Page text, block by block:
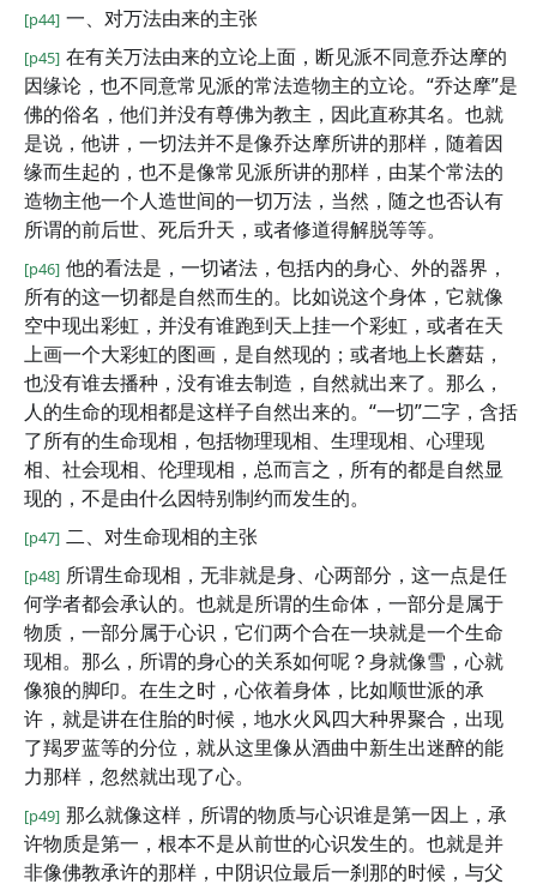
[p44] 一、对万法由来的主张
[p45] 在有关万法由来的立论上面，断见派不同意乔达摩的
因缘论，也不同意常见派的常法造物主的立论。“乔达摩”是
佛的俗名，他们并没有尊佛为教主，因此直称其名。也就
是说，他讲，一切法并不是像乔达摩所讲的那样，随着因
缘而生起的，也不是像常见派所讲的那样，由某个常法的
造物主他一个人造世间的一切万法，当然，随之也否认有
所谓的前后世、死后升天，或者修道得解脱等等。
[p46] 他的看法是，一切诸法，包括内的身心、外的器界，
所有的这一切都是自然而生的。比如说这个身体，它就像
空中现出彩虹，并没有谁跑到天上挂一个彩虹，或者在天
上画一个大彩虹的图画，是自然现的；或者地上长蘑菇，
也没有谁去播种，没有谁去制造，自然就出来了。那么，
人的生命的现相都是这样子自然出来的。“一切”二字，含括
了所有的生命现相，包括物理现相、生理现相、心理现
相、社会现相、伦理现相，总而言之，所有的都是自然显
现的，不是由什么因特别制约而发生的。
[p47] 二、对生命现相的主张
[p48] 所谓生命现相，无非就是身、心两部分，这一点是任
何学者都会承认的。也就是所谓的生命体，一部分是属于
物质，一部分属于心识，它们两个合在一块就是一个生命
现相。那么，所谓的身心的关系如何呢？身就像雪，心就
像狼的脚印。在生之时，心依着身体，比如顺世派的承
许，就是讲在住胎的时候，地水火风四大种界聚合，出现
了羯罗蓝等的分位，就从这里像从酒曲中新生出迷醉的能
力那样，忽然就出现了心。
[p49] 那么就像这样，所谓的物质与心识谁是第一因上，承
许物质是第一，根本不是从前世的心识发生的。也就是并
非像佛教承许的那样，中阴识位最后一刹那的时候，与父